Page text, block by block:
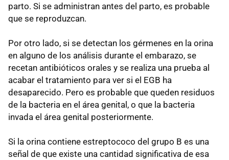
parto. Si se administran antes del parto, es probable
que se reproduzcan.
Por otro lado, si se detectan los gérmenes en la orina
en alguno de los análisis durante el embarazo, se
recetan antibióticos orales y se realiza una prueba al
acabar el tratamiento para ver si el EGB ha
desaparecido. Pero es probable que queden residuos
de la bacteria en el área genital, o que la bacteria
invada el área genital posteriormente.
Si la orina contiene estreptococo del grupo B es una
señal de que existe una cantidad significativa de esa